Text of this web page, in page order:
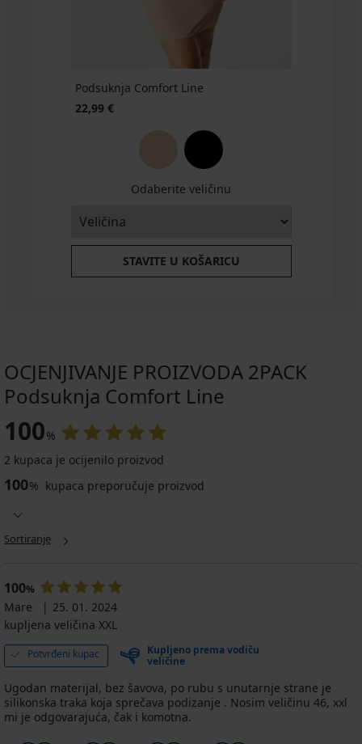
Podsuknja Comfort Line
22,99 €
Odaberite veličinu
STAVITE U KOŠARICU
OCJENJIVANJE PROIZVODA 2PACK
Podsuknja Comfort Line
100%
2 kupaca je ocijenilo proizvod
100% kupaca preporučuje proizvod
Sortiranje
100%
Mare
25. 01. 2024
kupljena veličina XXL
Potvrđeni kupac
Kupljeno prema vodiču
veličine
Ugodan materijal, bez šavova, po rubu s unutarnje strane je
silikonska traka koja sprečava podizanje . Nosim veličinu 46, xxl
mi je odgovarajuća, čak i komotna.